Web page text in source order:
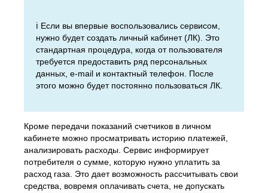
ℹ️ Если вы впервые воспользовались сервисом,
нужно будет создать личный кабинет (ЛК). Это
стандартная процедура, когда от пользователя
требуется предоставить ряд персональных
данных, e-mail и контактный телефон. После
этого можно будет постоянно пользоваться ЛК.
Кроме передачи показаний счетчиков в личном
кабинете можно просматривать историю платежей,
анализировать расходы. Сервис информирует
потребителя о сумме, которую нужно уплатить за
расход газа. Это дает возможность рассчитывать свои
средства, вовремя оплачивать счета, не допускать